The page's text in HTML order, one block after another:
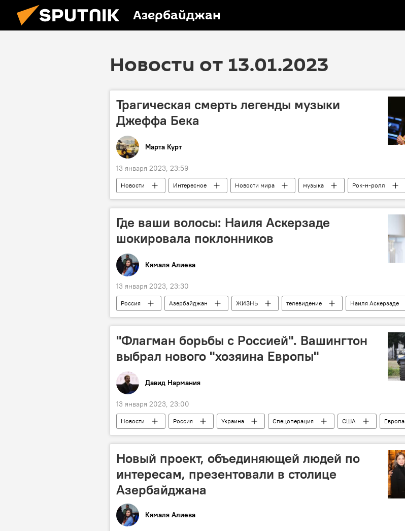
Азербайджан
Новости от 13.01.2023
Трагическая смерть легенды музыки
Джеффа Бека
Марта Курт
13 января 2023, 23:59
Новости Интересное Новости мира музыка
Рок-н-ролл
гитарист
Где ваши волосы: Наиля Аскерзаде
шокировала поклонников
Кямаля Алиева
13 января 2023, 23:30
Россия Азербайджан ЖИЗНЬ телевидение Наиля Аскерзаде
"Флагман борьбы с Россией". Вашингтон
выбрал нового "хозяина Европы"
Давид Нармания
13 января 2023, 23:00
Новости Россия Украина Спецоперация США
Европа
Польша
Новый проект, объединяющей людей по
интересам, презентовали в столице
Азербайджана
Кямаля Алиева